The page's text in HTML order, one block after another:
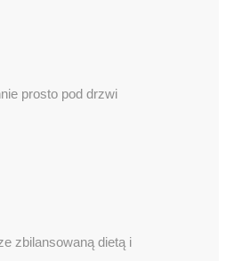
prosto pod drzwi
zbilansowaną dietą i